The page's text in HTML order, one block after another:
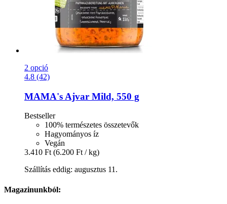
2 opció
4.8 (42)
MAMA's Ajvar Mild, 550 g
Bestseller
100% természetes összetevők
Hagyományos íz
Vegán
3.410 Ft (6.200 Ft / kg)
Szállítás eddig: augusztus 11.
Magazinunkból: